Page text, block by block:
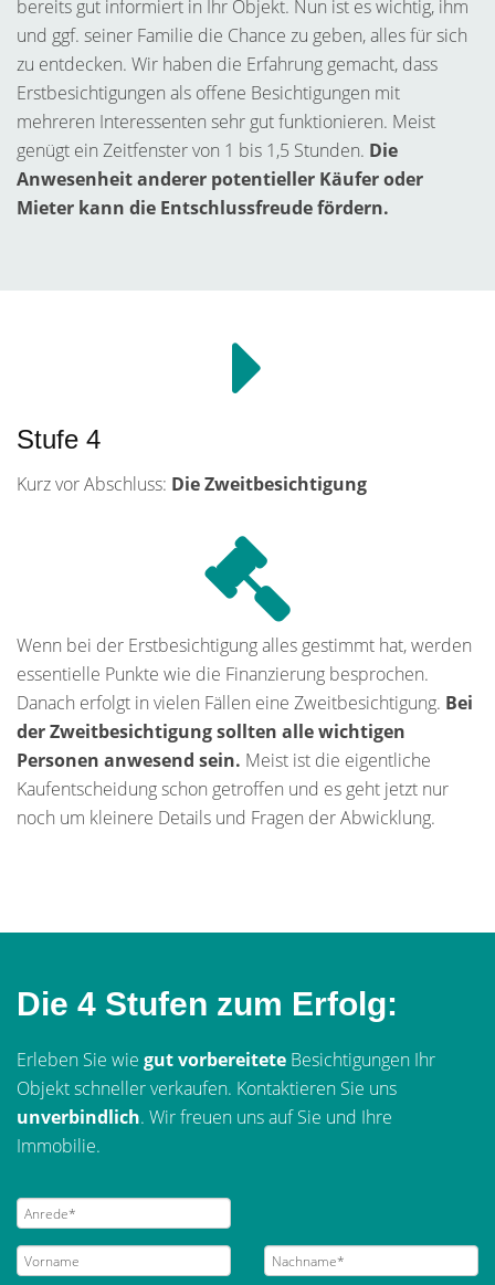
bereits gut informiert in Ihr Objekt. Nun ist es wichtig, ihm
und ggf. seiner Familie die Chance zu geben, alles für sich
zu entdecken. Wir haben die Erfahrung gemacht, dass
Erstbesichtigungen als offene Besichtigungen mit
mehreren Interessenten sehr gut funktionieren. Meist
genügt ein Zeitfenster von 1 bis 1,5 Stunden. Die
Anwesenheit anderer potentieller Käufer oder
Mieter kann die Entschlussfreude fördern.
Stufe 4
Kurz vor Abschluss: Die Zweitbesichtigung
Wenn bei der Erstbesichtigung alles gestimmt hat, werden
essentielle Punkte wie die Finanzierung besprochen.
Danach erfolgt in vielen Fällen eine Zweitbesichtigung. Bei
der Zweitbesichtigung sollten alle wichtigen
Personen anwesend sein. Meist ist die eigentliche
Kaufentscheidung schon getroffen und es geht jetzt nur
noch um kleinere Details und Fragen der Abwicklung.
Die 4 Stufen zum Erfolg:
Erleben Sie wie gut vorbereitete Besichtigungen Ihr
Objekt schneller verkaufen. Kontaktieren Sie uns
unverbindlich. Wir freuen uns auf Sie und Ihre
Immobilie.